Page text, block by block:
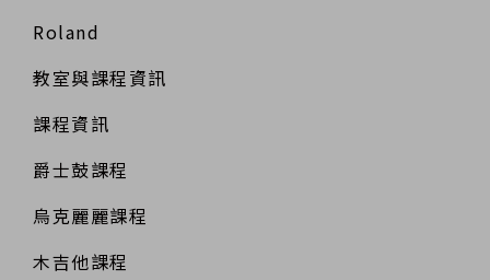
Roland
教室與課程資訊
課程資訊
爵士鼓課程
烏克麗麗課程
木吉他課程